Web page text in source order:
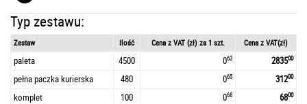
Typ zestawu:
Zestaw Ilość Cena z VAT (zł) za 1 szt. Cena z VAT(zł)
paleta 4500 063 283500
pełna paczka kurierska 480 065 31200
komplet 100 068 6800